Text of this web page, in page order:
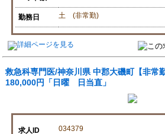
勤務日 土 (非常勤)
救急科専門医/神奈川県 中郡大磯町【非常
180,000円「日曜 日当直」
求人ID 034379